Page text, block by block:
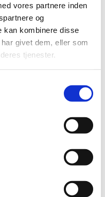
vores partnere inden
og
kan kombinere disse
givet dem, eller som
tjenester.